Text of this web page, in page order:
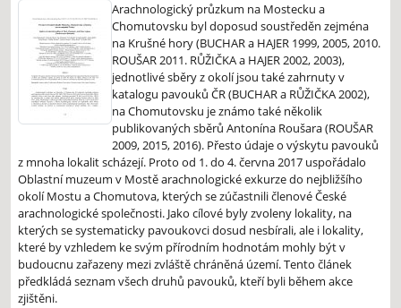
Arachnologický průzkum na Mostecku a
Chomutovsku byl doposud soustředěn zejména
na Krušné hory (BUCHAR a HAJER 1999, 2005, 2010.
ROUŠAR 2011. RŮŽIČKA a HAJER 2002, 2003),
jednotlivé sběry z okolí jsou také zahrnuty v
katalogu pavouků ČR (BUCHAR a RŮŽIČKA 2002),
na Chomutovsku je známo také několik
publikovaných sběrů Antonína Roušara (ROUŠAR
2009, 2015, 2016). Přesto údaje o výskytu pavouků
z mnoha lokalit scházejí. Proto od 1. do 4. června 2017 uspořádalo
Oblastní muzeum v Mostě arachnologické exkurze do nejbližšího
okolí Mostu a Chomutova, kterých se zúčastnili členové České
arachnologické společnosti. Jako cílové byly zvoleny lokality, na
kterých se systematicky pavoukovci dosud nesbírali, ale i lokality,
které by vzhledem ke svým přírodním hodnotám mohly být v
budoucnu zařazeny mezi zvláště chráněná území. Tento článek
předkládá seznam všech druhů pavouků, kteří byli během akce
zjištěni.